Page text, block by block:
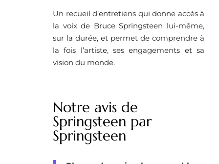
Un recueil d’entretiens qui donne accès à
la voix de Bruce Springsteen lui-même,
sur la durée, et permet de comprendre à
la fois l’artiste, ses engagements et sa
vision du monde.
Notre avis de
Springsteen par
Springsteen